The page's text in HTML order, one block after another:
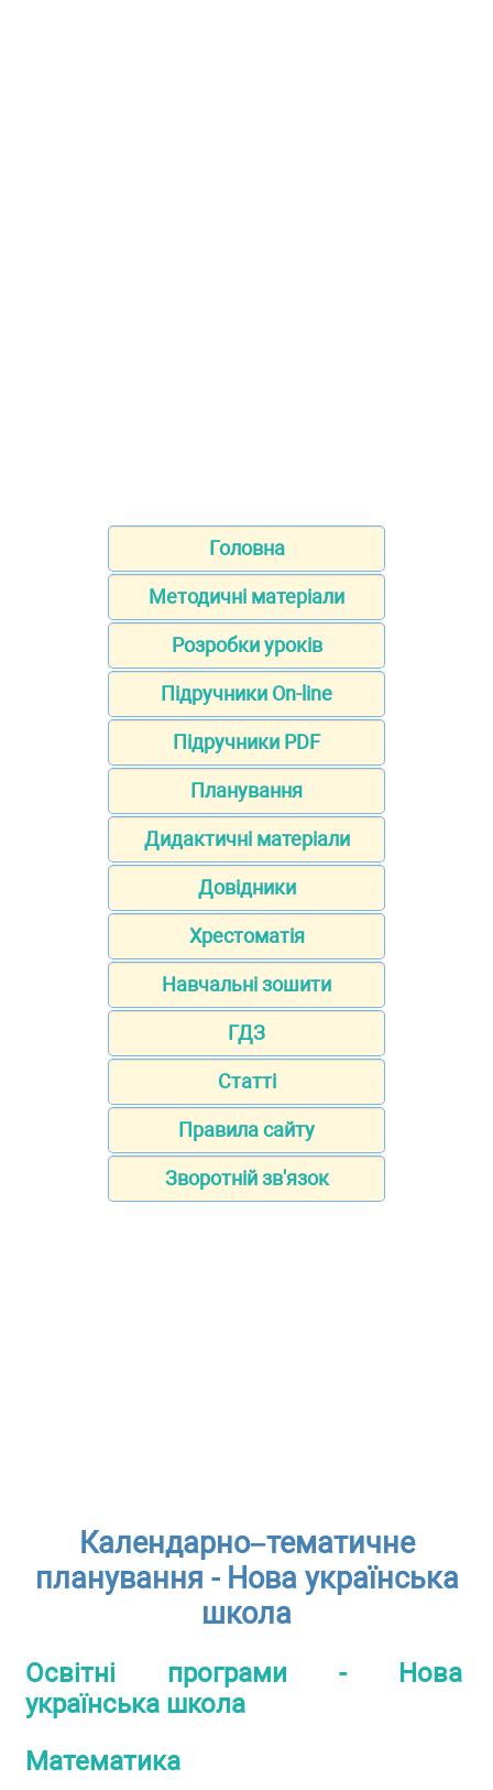
Головна
Методичні матеріали
Розробки уроків
Підручники On-line
Підручники PDF
Планування
Дидактичні матеріали
Довідники
Хрестоматія
Навчальні зошити
ГДЗ
Статті
Правила сайту
Зворотній зв'язок
Календарно–тематичне
планування - Нова українська
школа
Освітні програми - Нова
українська школа
Математика